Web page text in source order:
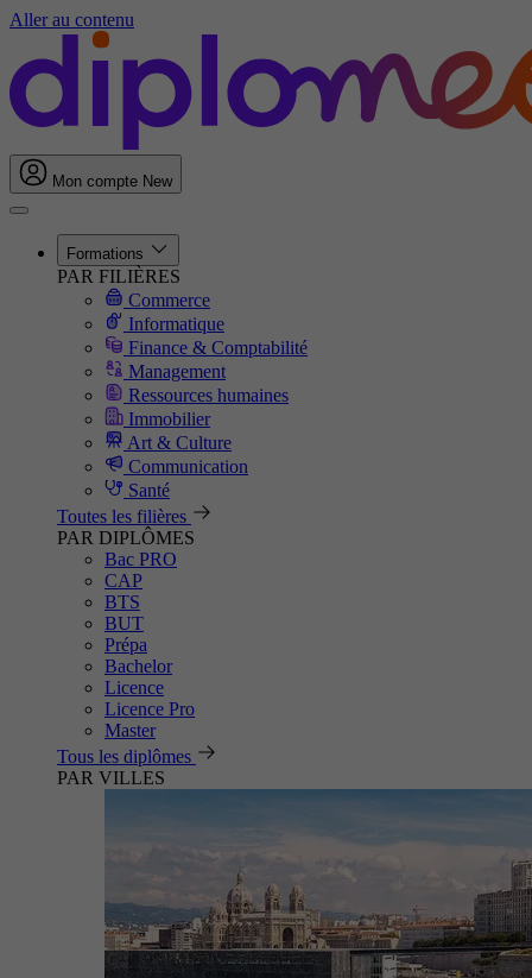
Aller au contenu
Mon compte New
Formations
PAR FILIÈRES
Commerce
Informatique
Finance & Comptabilité
Management
Ressources humaines
Immobilier
Art & Culture
Communication
Santé
Toutes les filières
PAR DIPLÔMES
Bac PRO
CAP
BTS
BUT
Prépa
Bachelor
Licence
Licence Pro
Master
Tous les diplômes
PAR VILLES